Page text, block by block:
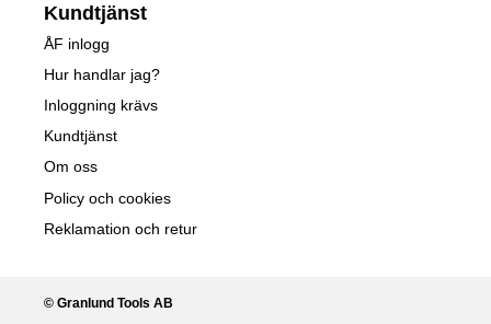
Kundtjänst
ÅF inlogg
Hur handlar jag?
Inloggning krävs
Kundtjänst
Om oss
Policy och cookies
Reklamation och retur
© Granlund Tools AB